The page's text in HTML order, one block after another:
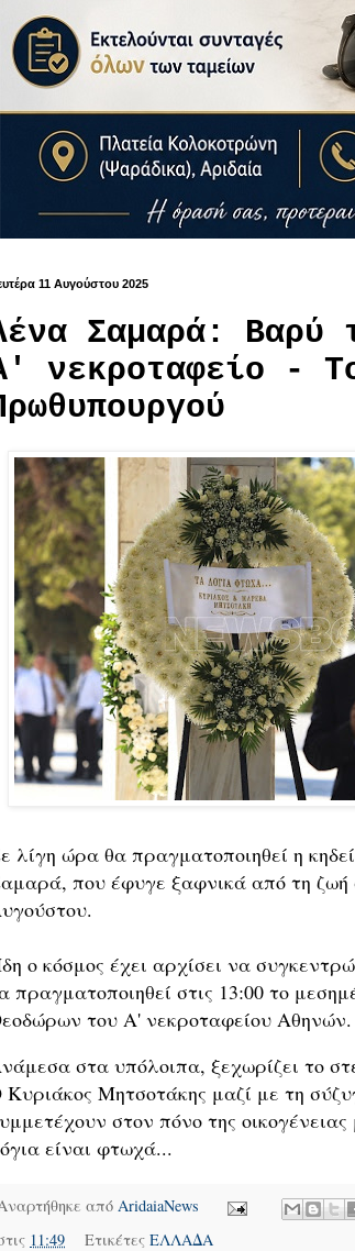
11 Αυγούστου 2025
Σαμαρά: Βαρύ
νεκροταφείο -
λίγη ώρα θα πραγματοποιηθεί η
που έφυγε ξαφνικά από τη ζωή
ο κόσμος έχει αρχίσει να
πραγματοποιηθεί στις 13:00 το
του Α' νεκροταφείου Αθηνών.
στα υπόλοιπα, ξεχωρίζει το
Μητσοτάκης μαζί με τη
στον πόνο της
είναι φτωχά...
από AridaiaNews
11:49 ΕτικέτεςΕΛΛΑΔΑ